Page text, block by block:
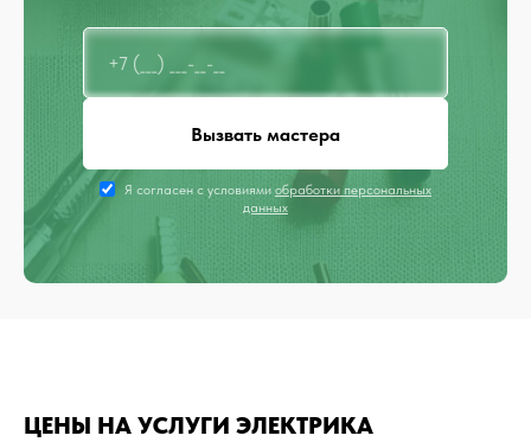
Вызвать мастера
Я согласен с условиями обработки персональных
данных
ЦЕНЫ НА УСЛУГИ ЭЛЕКТРИКА